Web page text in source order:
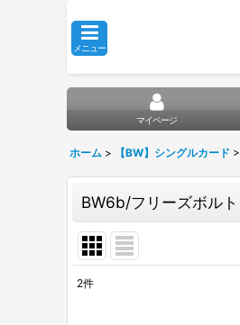
メニュー
マイページ
ホーム > 【BW】シングルカード >
BW6b/フリーズボルト
2件